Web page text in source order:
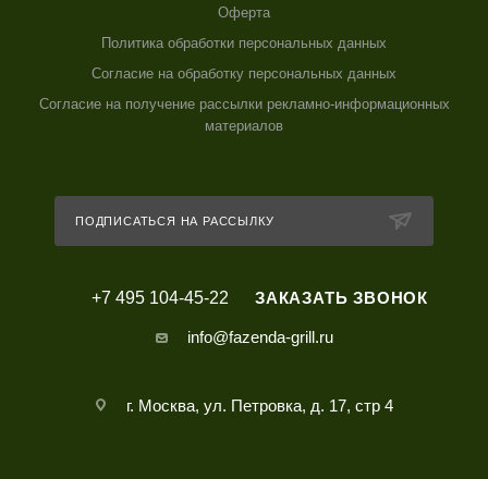
Оферта
Политика обработки персональных данных
Согласие на обработку персональных данных
Согласие на получение рассылки рекламно-информационных
материалов
ПОДПИСАТЬСЯ НА РАССЫЛКУ
+7 495 104-45-22 ЗАКАЗАТЬ ЗВОНОК
info@fazenda-grill.ru
г. Москва, ул. Петровка, д. 17, стр 4